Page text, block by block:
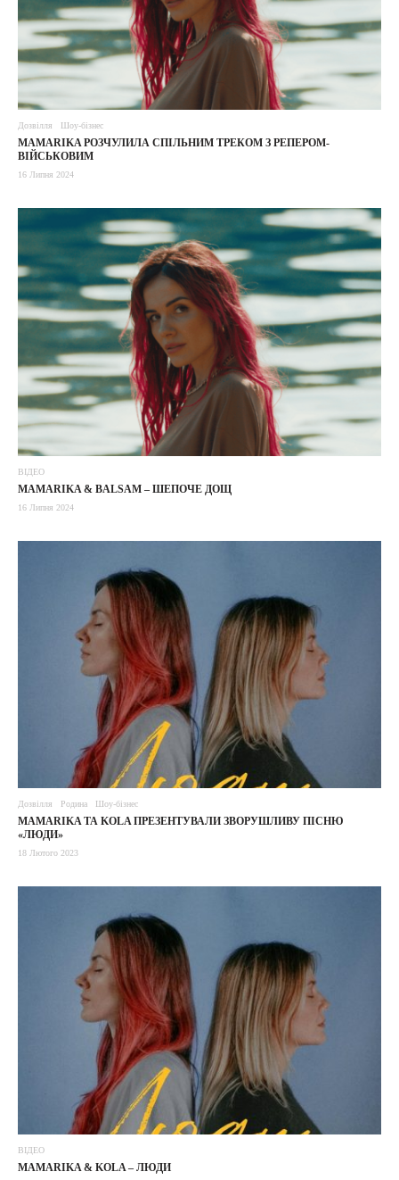
Дозвілля Шоу-бізнес
MAMARIKA РОЗЧУЛИЛА СПІЛЬНИМ ТРЕКОМ З РЕПЕРОМ-
ВІЙСЬКОВИМ
16 Липня 2024
ВІДЕО
MAMARIKA & BALSAM – ШЕПОЧЕ ДОЩ
16 Липня 2024
Дозвілля Родина Шоу-бізнес
MAMARIKA ТА KOLA ПРЕЗЕНТУВАЛИ ЗВОРУШЛИВУ ПІСНЮ
«ЛЮДИ»
18 Лютого 2023
ВІДЕО
MAMARIKA & KOLA – ЛЮДИ